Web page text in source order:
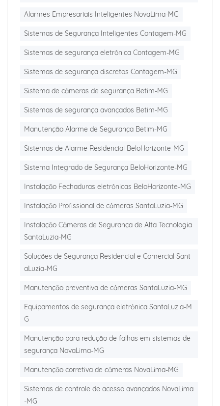
Alarmes Empresariais Inteligentes NovaLima-MG
Sistemas de Segurança Inteligentes Contagem-MG
Sistemas de segurança eletrônica Contagem-MG
Sistemas de segurança discretos Contagem-MG
Sistema de câmeras de segurança Betim-MG
Sistemas de segurança avançados Betim-MG
Manutenção Alarme de Segurança Betim-MG
Sistemas de Alarme Residencial BeloHorizonte-MG
Sistema Integrado de Segurança BeloHorizonte-MG
Instalação Fechaduras eletrônicas BeloHorizonte-MG
Instalação Profissional de câmeras SantaLuzia-MG
Instalação Câmeras de Segurança de Alta Tecnologia
SantaLuzia-MG
Soluções de Segurança Residencial e Comercial Sant
aLuzia-MG
Manutenção preventiva de câmeras SantaLuzia-MG
Equipamentos de segurança eletrônica SantaLuzia-M
G
Manutenção para redução de falhas em sistemas de
segurança NovaLima-MG
Manutenção corretiva de câmeras NovaLima-MG
Sistemas de controle de acesso avançados NovaLima
-MG